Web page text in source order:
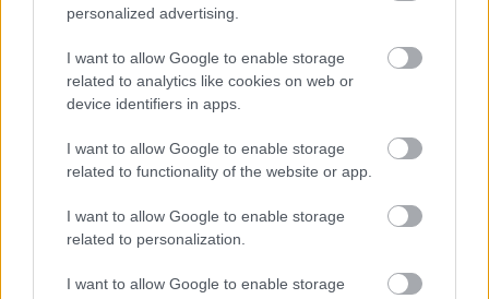
personalized advertising.
I want to allow Google to enable storage
related to analytics like cookies on web or
device identifiers in apps.
I want to allow Google to enable storage
related to functionality of the website or app.
I want to allow Google to enable storage
related to personalization.
I want to allow Google to enable storage
ΠΑΡ, 01 ΜΑΪ 2026
Robotaxi, τεχνητή νοημοσύνη και φόρτιση-
αστραπή από τη Geely στο Πεκίνο